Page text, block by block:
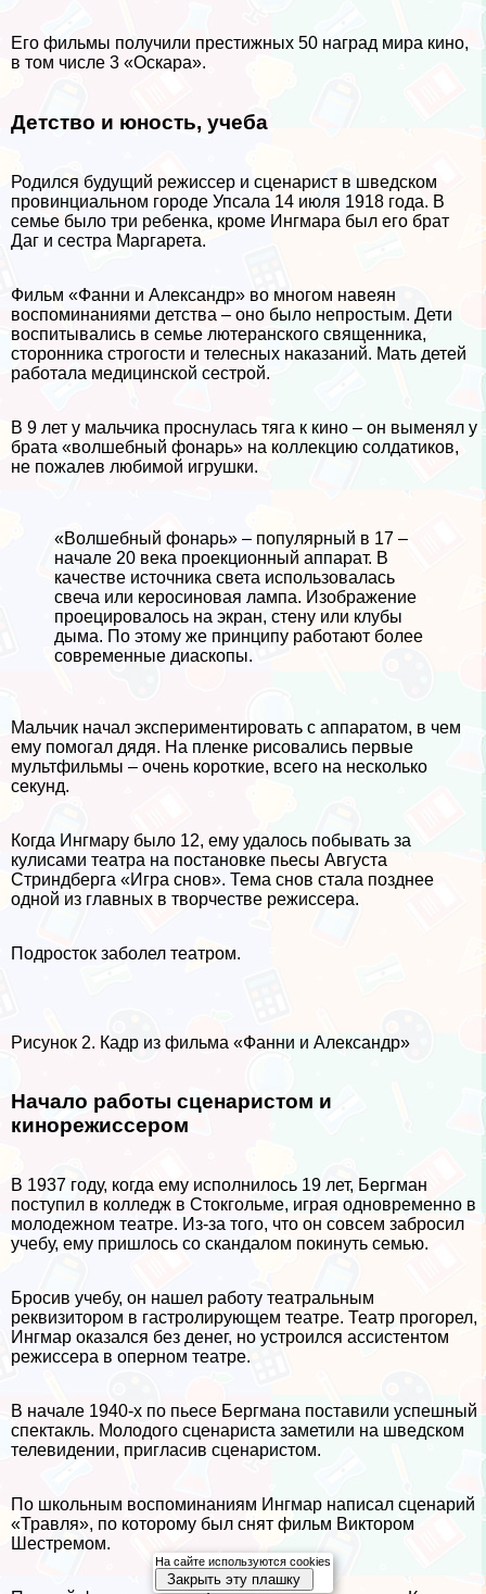
Его фильмы получили престижных 50 наград мира кино,
в том числе 3 «Оскара».
Детство и юность, учеба
Родился будущий режиссер и сценарист в шведском
провинциальном городе Упсала 14 июля 1918 года. В
семье было три ребенка, кроме Ингмара был его брат
Даг и сестра Маргарета.
Фильм «Фанни и Александр» во многом навеян
воспоминаниями детства – оно было непростым. Дети
воспитывались в семье лютеранского священника,
сторонника строгости и телесных наказаний. Мать детей
работала медицинской сестрой.
В 9 лет у мальчика проснулась тяга к кино – он выменял у
брата «волшебный фонарь» на коллекцию солдатиков,
не пожалев любимой игрушки.
«Волшебный фонарь» – популярный в 17 –
начале 20 века проекционный аппарат. В
качестве источника света использовалась
свеча или керосиновая лампа. Изображение
проецировалось на экран, стену или клубы
дыма. По этому же принципу работают более
современные диаскопы.
Мальчик начал экспериментировать с аппаратом, в чем
ему помогал дядя. На пленке рисовались первые
мультфильмы – очень короткие, всего на несколько
секунд.
Когда Ингмару было 12, ему удалось побывать за
кулисами театра на постановке пьесы Августа
Стриндберга «Игра снов». Тема снов стала позднее
одной из главных в творчестве режиссера.
Подросток заболел театром.
Рисунок 2. Кадр из фильма «Фанни и Александр»
Начало работы сценаристом и
кинорежиссером
В 1937 году, когда ему исполнилось 19 лет, Бергман
поступил в колледж в Стокгольме, играя одновременно в
молодежном театре. Из-за того, что он совсем забросил
учебу, ему пришлось со скандалом покинуть семью.
Бросив учебу, он нашел работу театральным
реквизитором в гастролирующем театре. Театр прогорел,
Ингмар оказался без денег, но устроился ассистентом
режиссера в оперном театре.
В начале 1940-х по пьесе Бергмана поставили успешный
спектакль. Молодого сценариста заметили на шведском
телевидении, пригласив сценаристом.
По школьным воспоминаниям Ингмар написал сценарий
«Травля», по которому был снят фильм Виктором
Шестремом.
На сайте используются cookies
Закрыть эту плашку